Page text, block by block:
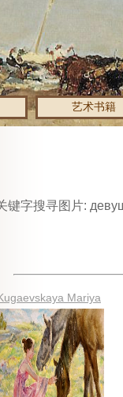
艺术书籍
键字搜寻图片:
Mariya